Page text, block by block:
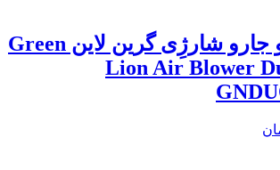
جت فن و جارو شارژِی گرین لاین Green
Lion Air Blower